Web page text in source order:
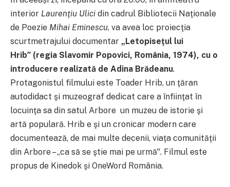
interior Laurenţiu Ulici din cadrul Bibliotecii Naţionale
de Poezie Mihai Eminescu, va avea loc proiecţia
scurtmetrajului documentar „Letopiseţul lui
Hribˮ (regia Slavomir Popovici, România, 1974), cu o
introducere realizată de Adina Brădeanu.
Protagonistul filmului este Toader Hrib, un ţăran
autodidact şi muzeograf dedicat care a înfiinţat în
locuinţa sa din satul Arbore un muzeu de istorie şi
artă populară. Hrib e şi un cronicar modern care
documentează, de mai multe decenii, viaţa comunităţii
din Arbore – „ca să se ştie mai pe urmăˮ. Filmul este
propus de Kinedok şi OneWord România.